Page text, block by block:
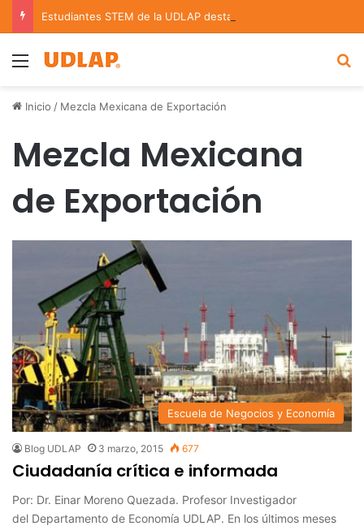
Menu
Inicio / Mezcla Mexicana de Exportación
Mezcla Mexicana
de Exportación
Escuela de Negocios y Economía
Blog UDLAP 3 marzo, 2015 677
Ciudadanía crítica e informada
Por: Dr. Einar Moreno Quezada. Profesor Investigador
del Departamento de Economía UDLAP. En los últimos meses